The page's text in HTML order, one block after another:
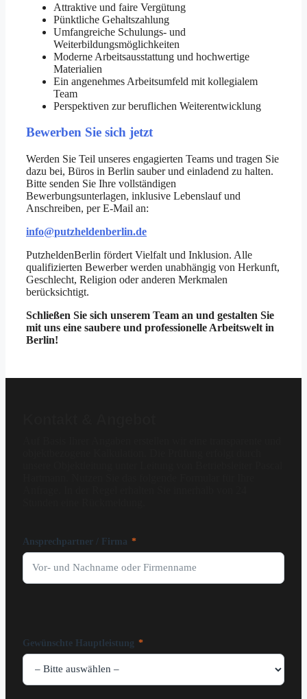
Attraktive und faire Vergütung
Pünktliche Gehaltszahlung
Umfangreiche Schulungs- und
Weiterbildungsmöglichkeiten
Moderne Arbeitsausstattung und hochwertige
Materialien
Ein angenehmes Arbeitsumfeld mit kollegialem
Team
Perspektiven zur beruflichen Weiterentwicklung
Bewerben Sie sich jetzt
Werden Sie Teil unseres engagierten Teams und tragen Sie
dazu bei, Büros in Berlin sauber und einladend zu halten.
Bitte senden Sie Ihre vollständigen
Bewerbungsunterlagen, inklusive Lebenslauf und
Anschreiben, per E-Mail an:
info@putzheldenberlin.de
PutzheldenBerlin fördert Vielfalt und Inklusion. Alle
qualifizierten Bewerber werden unabhängig von Herkunft,
Geschlecht, Religion oder anderen Merkmalen
berücksichtigt.
Schließen Sie sich unserem Team an und gestalten Sie
mit uns eine saubere und professionelle Arbeitswelt in
Berlin!
Ansprechpartner / Firma *
Gewünschte Hauptleistung *